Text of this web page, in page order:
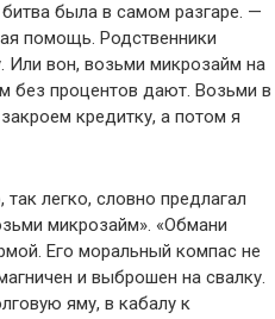
была в самом разгаре. —
помощь. Родственники
Или вон, возьми микрозайм на
без процентов дают. Возьми в
кредитку, а потом я
легко, словно предлагал
микрозайм». «Обмани
Его моральный компас не
и выброшен на свалку.
яму, в кабалу к